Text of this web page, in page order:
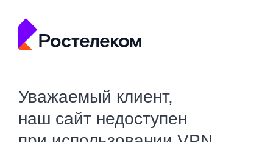
Уважаемый клиент,
наш сайт недоступен